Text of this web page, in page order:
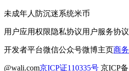
未成年人防沉迷系统米币
用户应用权限隐私协议用户服务协议
开发者平台微信公众号微博主页商
@wali.com京ICP证110335号 京ICP备